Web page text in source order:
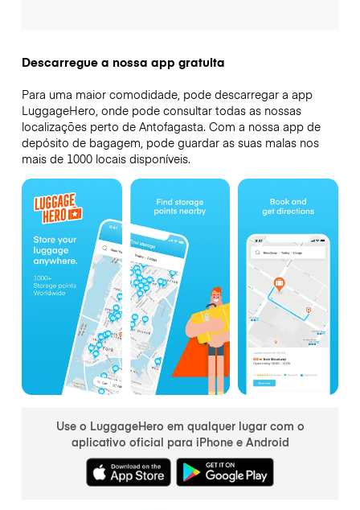
Descarregue a nossa app gratuita
Para uma maior comodidade, pode descarregar a app
LuggageHero, onde pode consultar todas as nossas
localizações perto de Antofagasta. Com a nossa app de
depósito de bagagem, pode guardar as suas malas nos
mais de 1000 locais disponíveis.
Use o LuggageHero em qualquer lugar com o
aplicativo oficial para iPhone e Android